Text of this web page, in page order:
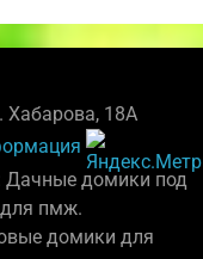
Хабарова, 18А
Дачные домики под
пмж.
домики для